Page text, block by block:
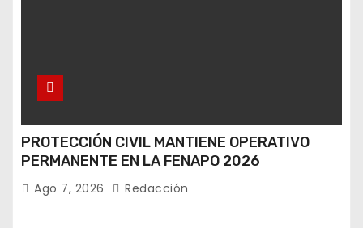
PROTECCIÓN CIVIL MANTIENE OPERATIVO
PERMANENTE EN LA FENAPO 2026
Ago 7, 2026 Redacción